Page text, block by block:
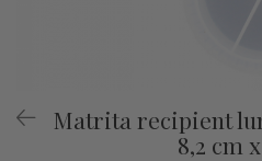
Matrita recipient
8,2 cm